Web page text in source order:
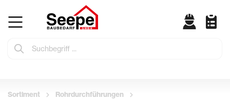
Sortiment
Rohrdurchführungen